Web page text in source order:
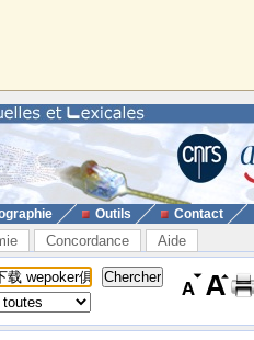
Outils Contact
Concordance Aide